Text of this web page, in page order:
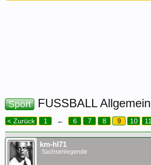
Sport FUSSBALL Allgemein
< Zurück 1 ← 6 7 8 9 10 11
km-hl71
Sachsenlegende